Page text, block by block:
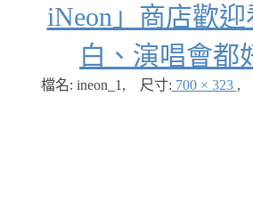
iNeon」商店歡
白、演唱會都
檔名: ineon_1 , 尺寸: 700 × 323 ,